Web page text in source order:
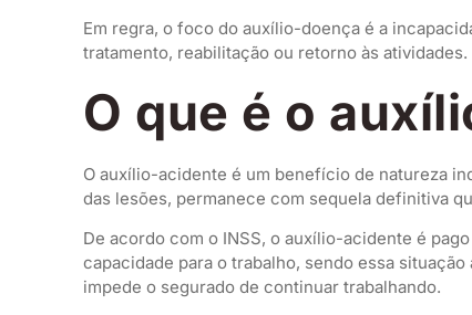
Em regra, o foco do auxílio-doença é a
tratamento, reabilitação ou retorno às atividades.
O que é o
O auxílio-acidente é um benefício de natureza
das lesões, permanece com sequela definitiva
De acordo com o INSS, o auxílio-acidente é
capacidade para o trabalho, sendo essa
impede o segurado de continuar trabalhando.